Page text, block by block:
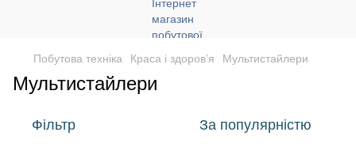
Побутова техніка Краса і здоров’я Мультистайлери
Мультистайлери
Фільтр За популярністю